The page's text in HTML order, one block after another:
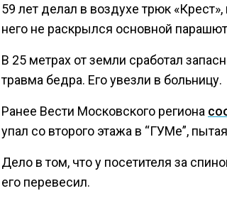
59 лет делал в воздухе трюк
него не раскрылся основной
В 25 метрах от земли сработал
травма бедра. Его увезли в больницу.
Ранее Вести Московского региона
упал со второго этажа в “ГУМе”,
Дело в том, что у посетителя за
его перевесил.